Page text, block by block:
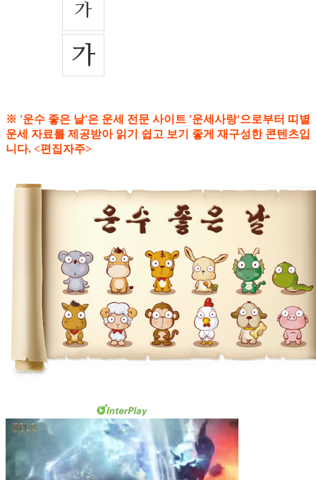
※ '운수 좋은 날'은 운세 전문 사이트 '운세사랑'으로부터 띠별
운세 자료를 제공받아 읽기 쉽고 보기 좋게 재구성한 콘텐츠입
니다. <편집자주>